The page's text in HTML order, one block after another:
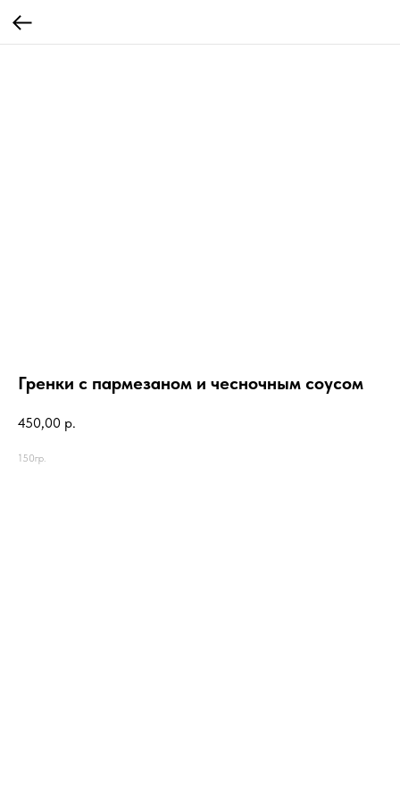
Гренки с пармезаном и чесночным соусом
450,00 р.
150гр.